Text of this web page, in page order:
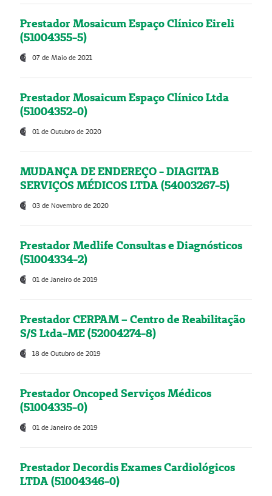
Prestador Mosaicum Espaço Clínico Eireli
(51004355-5)
07 de Maio de 2021
Prestador Mosaicum Espaço Clínico Ltda
(51004352-0)
01 de Outubro de 2020
MUDANÇA DE ENDEREÇO - DIAGITAB
SERVIÇOS MÉDICOS LTDA (54003267-5)
03 de Novembro de 2020
Prestador Medlife Consultas e Diagnósticos
(51004334-2)
01 de Janeiro de 2019
Prestador CERPAM – Centro de Reabilitação
S/S Ltda-ME (52004274-8)
18 de Outubro de 2019
Prestador Oncoped Serviços Médicos
(51004335-0)
01 de Janeiro de 2019
Prestador Decordis Exames Cardiológicos
LTDA (51004346-0)